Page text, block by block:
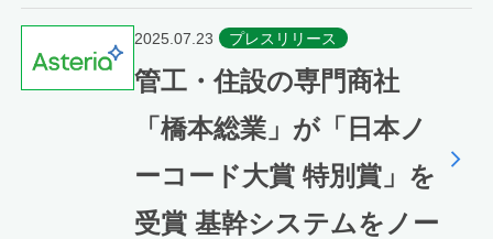
2025.07.23 プレスリリース
管工・住設の専門商社
「橋本総業」が「日本ノ
ーコード大賞 特別賞」を
受賞 基幹システムをノー